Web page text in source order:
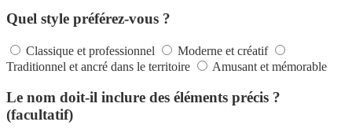
Quel style préférez-vous ?
Classique et professionnel
Moderne et créatif
Traditionnel et ancré dans le territoire
Amusant et mémorable
Le nom doit-il inclure des éléments précis ?
(facultatif)